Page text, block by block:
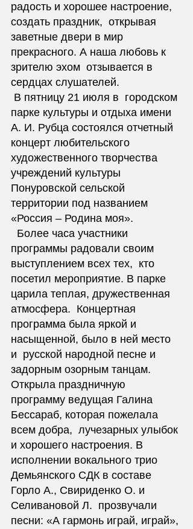
радость и хорошее настроение,
создать праздник,  открывая
заветные двери в мир
прекрасного. А наша любовь к
зрителю эхом  отзывается в
сердцах слушателей.
парке культуры и отдыха имени
А. И. Рубца состоялся отчетный
концерт любительского
художественного творчества
учреждений культуры
Понуровской сельской
территории под названием
«Россия – Родина моя».
программы радовали своим
выступлением всех тех,  кто
посетил мероприятие. В парке
царила теплая, дружественная
атмосфера.  Концертная
программа была яркой и
насыщенной, было в ней место
и  русской народной песне и
задорным озорным танцам.
Открыла праздничную
программу ведущая Галина
Бессараб, которая пожелала
всем добра,  лучезарных улыбок
и хорошего настроения. В
исполнении вокального трио
Демьянского СДК в составе
Горло А., Свириденко О. и
Селивановой Л.  прозвучали
песни: «А гармонь играй, играй»,